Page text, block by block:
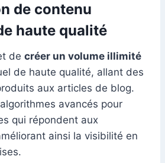
de contenu
haute qualité
de créer un volume illimité
de haute qualité, allant des
aux articles de blog.
avancés pour
qui répondent aux
ainsi la visibilité en